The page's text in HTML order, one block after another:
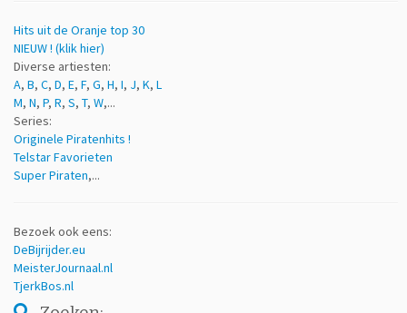
Hits uit de Oranje top 30
NIEUW ! (klik hier)
Diverse artiesten:
A, B, C, D, E, F, G, H, I, J, K, L
M, N, P, R, S, T, W,...
Series:
Originele Piratenhits !
Telstar Favorieten
Super Piraten,...
Bezoek ook eens:
DeBijrijder.eu
MeisterJournaal.nl
TjerkBos.nl